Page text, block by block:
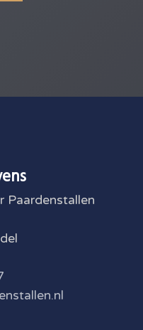
Paardenstallen